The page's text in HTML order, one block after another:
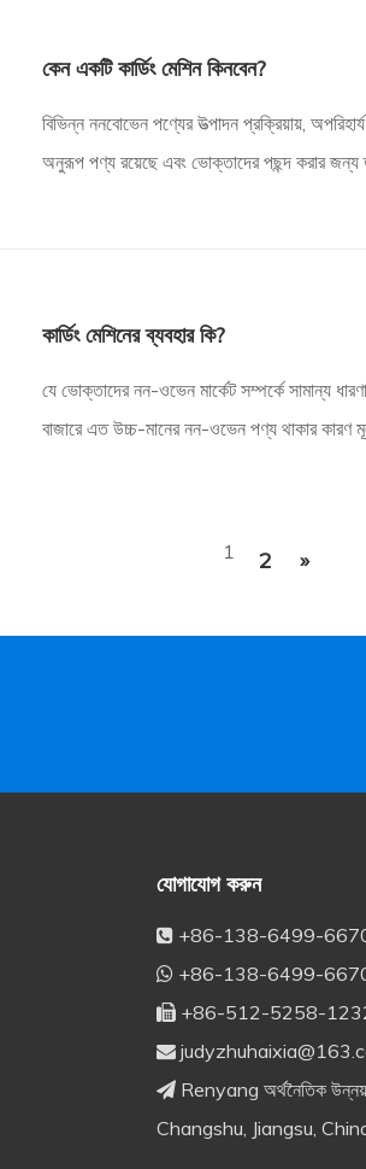
কেন একটি কার্ডিং মেশিন কিনবেন?
বিভিন্ন ননবোভেন পণ্যের উত্পাদন প্রক্রিয়ায়,
অনুরূপ পণ্য রয়েছে এবং ভোক্তাদের পছন্দ করার জন্য
কার্ডিং মেশিনের ব্যবহার কি?
যে ভোক্তাদের নন-ওভেন মার্কেট সম্পর্কে সামান্য
বাজারে এত উচ্চ-মানের নন-ওভেন পণ্য থাকার কারণ
1 2 »
যোগাযোগ করুন
 +86-138-6499-
 +86-138-6499-
 +86-512-5258-

 Renyang অর্থনৈতিক
Changshu, Jiangsu,